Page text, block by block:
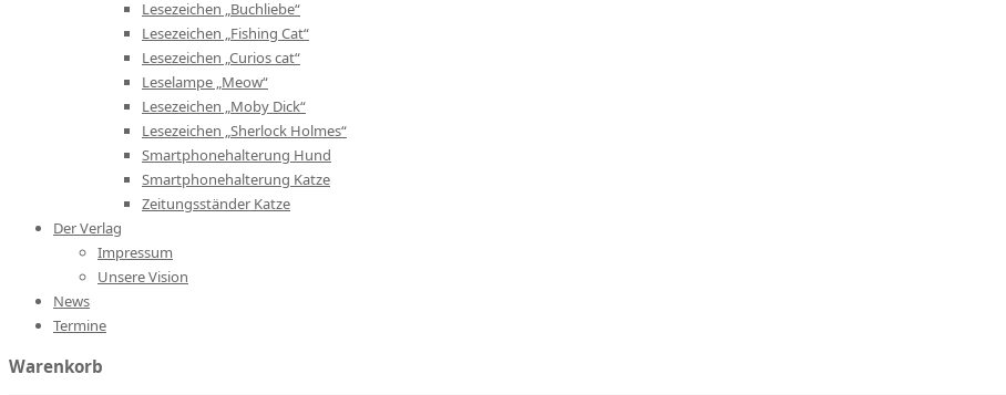
Lesezeichen „Buchliebe“
Lesezeichen „Fishing Cat“
Lesezeichen „Curios cat“
Leselampe „Meow“
Lesezeichen „Moby Dick“
Lesezeichen „Sherlock Holmes“
Smartphonehalterung Hund
Smartphonehalterung Katze
Zeitungsständer Katze
Der Verlag
Impressum
Unsere Vision
News
Termine
Warenkorb